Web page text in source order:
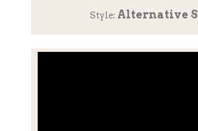
Style: Alternative